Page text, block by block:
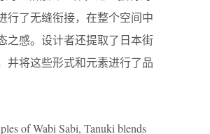
行了无缝衔接，在整个空间中
之感。设计者还提取了日本街
并将这些形式和元素进行了品
of Wabi Sabi, Tanuki blends